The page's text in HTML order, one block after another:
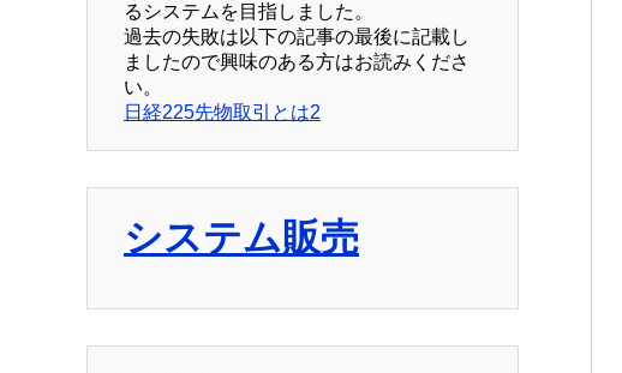
るシステムを目指しました。
過去の失敗は以下の記事の最後に記載し
ましたので興味のある方はお読みくださ
い。
日経225先物取引とは2
システム販売